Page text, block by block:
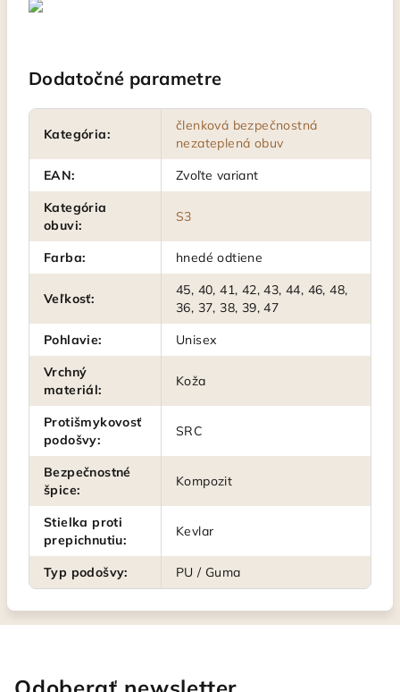
Dodatočné parametre
Kategória:
členková bezpečnostná
nezateplená obuv
EAN:
Zvoľte variant
Kategória
obuvi:
S3
Farba: hnedé odtiene
Veľkosť:
45, 40, 41, 42, 43, 44, 46, 48,
36, 37, 38, 39, 47
Pohlavie:
Unisex
Vrchný
materiál:
Koža
Protišmykovosť
podošvy:
SRC
Bezpečnostné
špice:
Kompozit
Stielka proti
prepichnutiu:
Kevlar
Typ podošvy: PU / Guma